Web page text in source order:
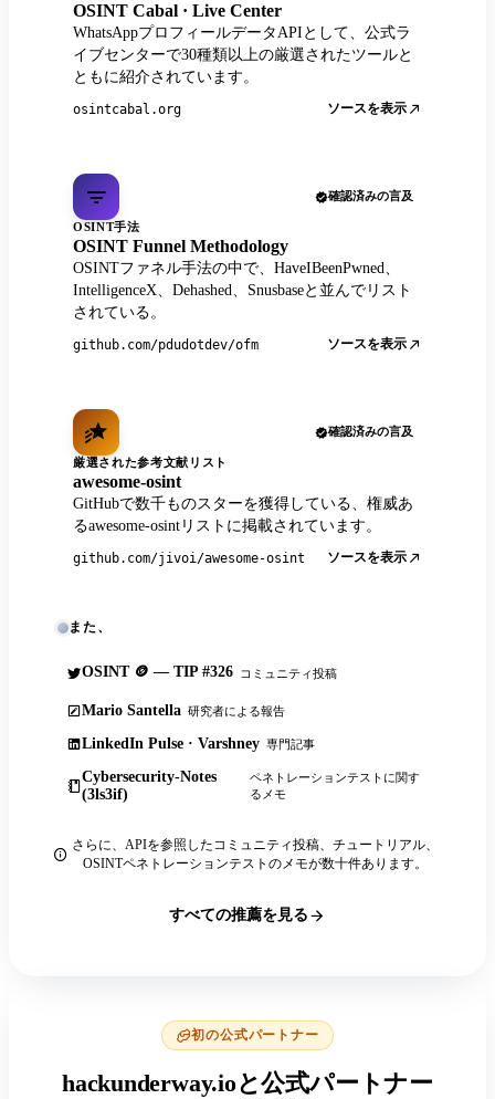
OSINT Cabal · Live Center
WhatsAppプロフィールデータAPIとして、公式ラ
イブセンターで30種類以上の厳選されたツールと
ともに紹介されています。
osintcabal.org ソースを表示
確認済みの言及
OSINT手法
OSINT Funnel Methodology
OSINTファネル手法の中で、HaveIBeenPwned、
IntelligenceX、Dehashed、Snusbaseと並んでリスト
されている。
github.com/pdudotdev/ofm ソースを表示
確認済みの言及
厳選された参考文献リスト
awesome-osint
GitHubで数千ものスターを獲得している、権威あ
るawesome-osintリストに掲載されています。
github.com/jivoi/awesome-osint ソースを表示
また、
OSINT 🪙 — TIP #326 コミュニティ投稿
Mario Santella 研究者による報告
LinkedIn Pulse · Varshney 専門記事
Cybersecurity-Notes
(3ls3if)
ペネトレーションテストに関す
るメモ
さらに、APIを参照したコミュニティ投稿、チュートリアル、
OSINTペネトレーションテストのメモが数十件あります。
すべての推薦を見る
初の公式パートナー
hackunderway.ioと公式パートナー